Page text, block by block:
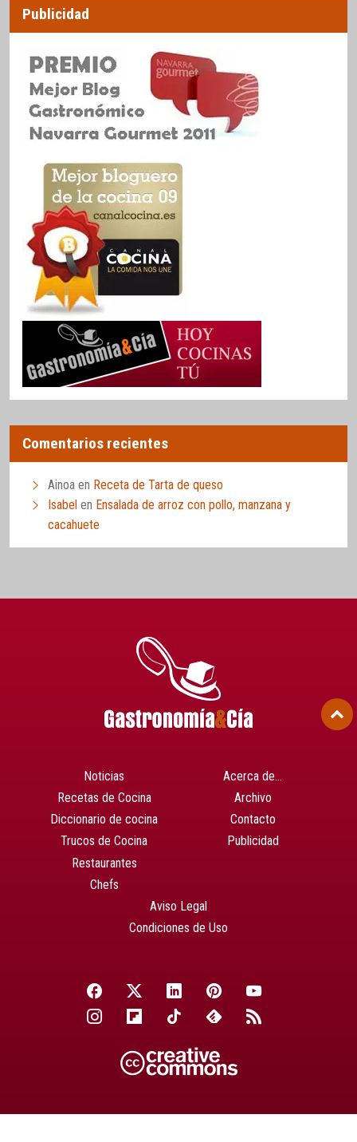
Publicidad
Comentarios recientes
Ainoa en Receta de Tarta de queso
Isabel en Ensalada de arroz con pollo, manzana y
cacahuete
Noticias
Recetas de Cocina
Diccionario de cocina
Trucos de Cocina
Restaurantes
Chefs
Acerca de…
Archivo
Contacto
Publicidad
Aviso Legal
Condiciones de Uso